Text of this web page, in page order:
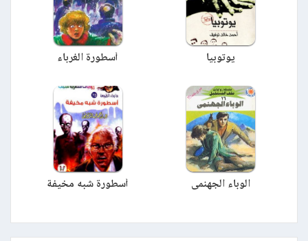
يوتوبيا أسطورة الغرباء
الوباء الجهنمى أسطورة شبه مخيفة